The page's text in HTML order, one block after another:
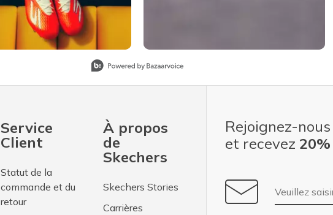
Service
Client
Statut de la
commande et du
retour
À propos
de
Skechers
Skechers Stories
Carrières
Rejoignez-
et recevez
Adresse e-